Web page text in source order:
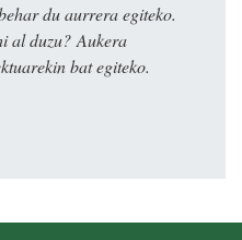
du aurrera egiteko.
al duzu? Aukera
bat egiteko.